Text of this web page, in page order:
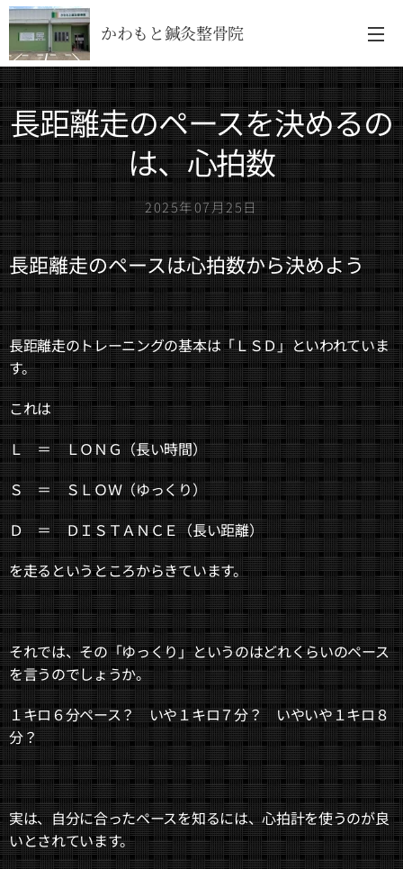
かわもと鍼灸整骨院
長距離走のペースを決めるの
は、心拍数
2025年07月25日
長距離走のペースは心拍数から決めよう
長距離走のトレーニングの基本は「ＬＳＤ」といわれていま
す。
これは
Ｌ ＝ ＬＯＮＧ（長い時間）
Ｓ ＝ ＳＬＯＷ（ゆっくり）
Ｄ ＝ ＤＩＳＴＡＮＣＥ（長い距離）
を走るというところからきています。
それでは、その「ゆっくり」というのはどれくらいのペース
を言うのでしょうか。
１キロ６分ペース？ いや１キロ７分？ いやいや１キロ８
分？
実は、自分に合ったペースを知るには、心拍計を使うのが良
いとされています。